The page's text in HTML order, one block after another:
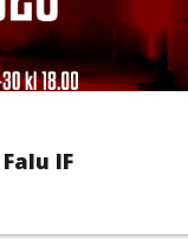
IF